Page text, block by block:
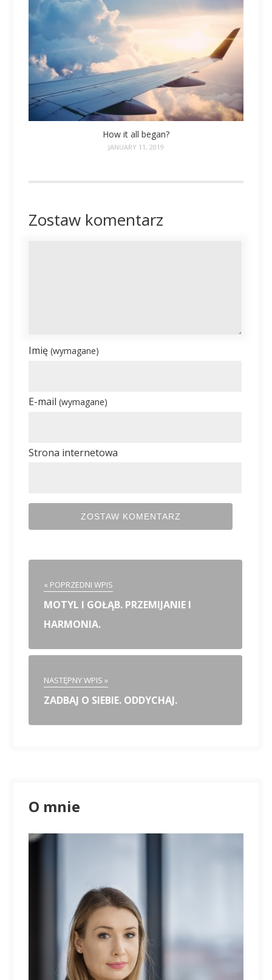
How it all began?
JANUARY 11, 2019
Zostaw komentarz
Imię(wymagane)
E-mail(wymagane)
Strona internetowa
« POPRZEDNI WPIS
MOTYL I GOŁĄB. PRZEMIJANIE I
HARMONIA.
NASTĘPNY WPIS »
ZADBAJ O SIEBIE. ODDYCHAJ.
O mnie